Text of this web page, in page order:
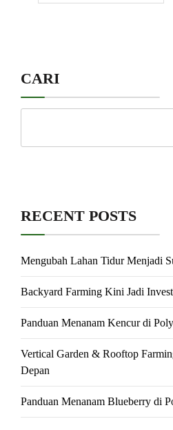
CARI
RECENT POSTS
Mengubah Lahan Tidur Menjadi
Backyard Farming Kini Jadi
Panduan Menanam Kencur di
Vertical Garden & Rooftop
Depan
Panduan Menanam Blueberry di